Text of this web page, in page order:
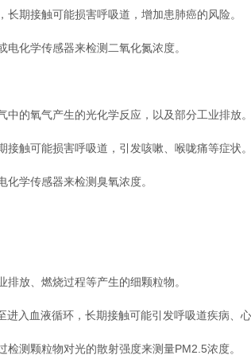
期接触可能损害呼吸道，增加患肺癌的风险。
化学传感器来检测二氧化氮浓度。
的氧气产生的光化学反应，以及部分工业排放。
触可能损害呼吸道，引发咳嗽、喉咙痛等症状。
学传感器来检测臭氧浓度。
放、燃烧过程等产生的细颗粒物。
血液循环，长期接触可能引发呼吸道疾病、心
测颗粒物对光的散射强度来测量PM2.5浓度。